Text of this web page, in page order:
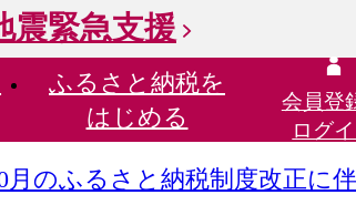
震緊急支援
ふるさと納税を
はじめる
会員登
ログ
月のふるさと納税制度改正に